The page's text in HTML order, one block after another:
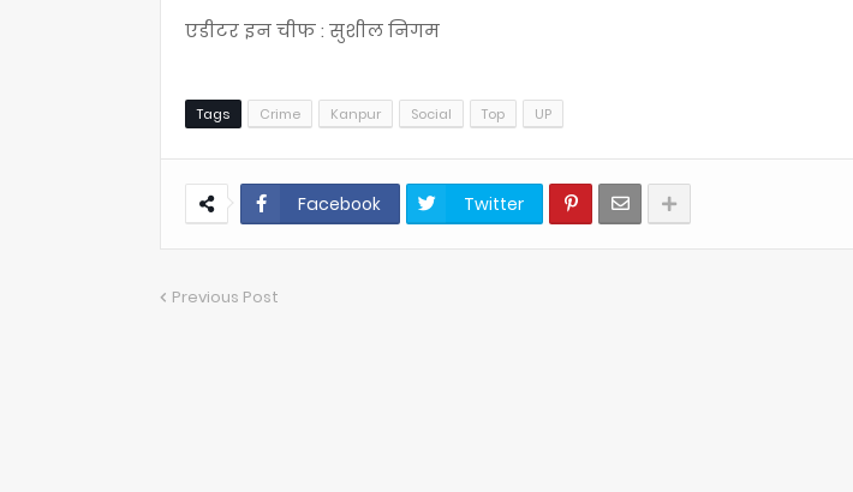
एडीटर इन चीफ : सुशील निगम
Tags Crime Kanpur Social Top UP
Facebook Twitter
Previous Post